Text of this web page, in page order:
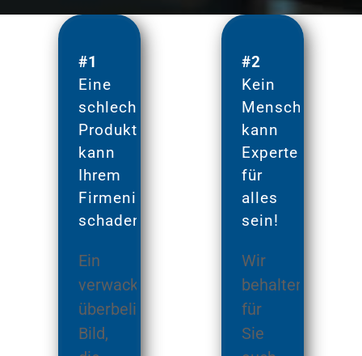
#1
Eine
schlechte
Produktion
kann
Ihrem
Firmenimage
schaden!
Ein
verwackeltes,
überbelichtetes
Bild,
#2
Kein
Mensch
kann
Experte
für
alles
sein!
Wir
behalten
für
Sie